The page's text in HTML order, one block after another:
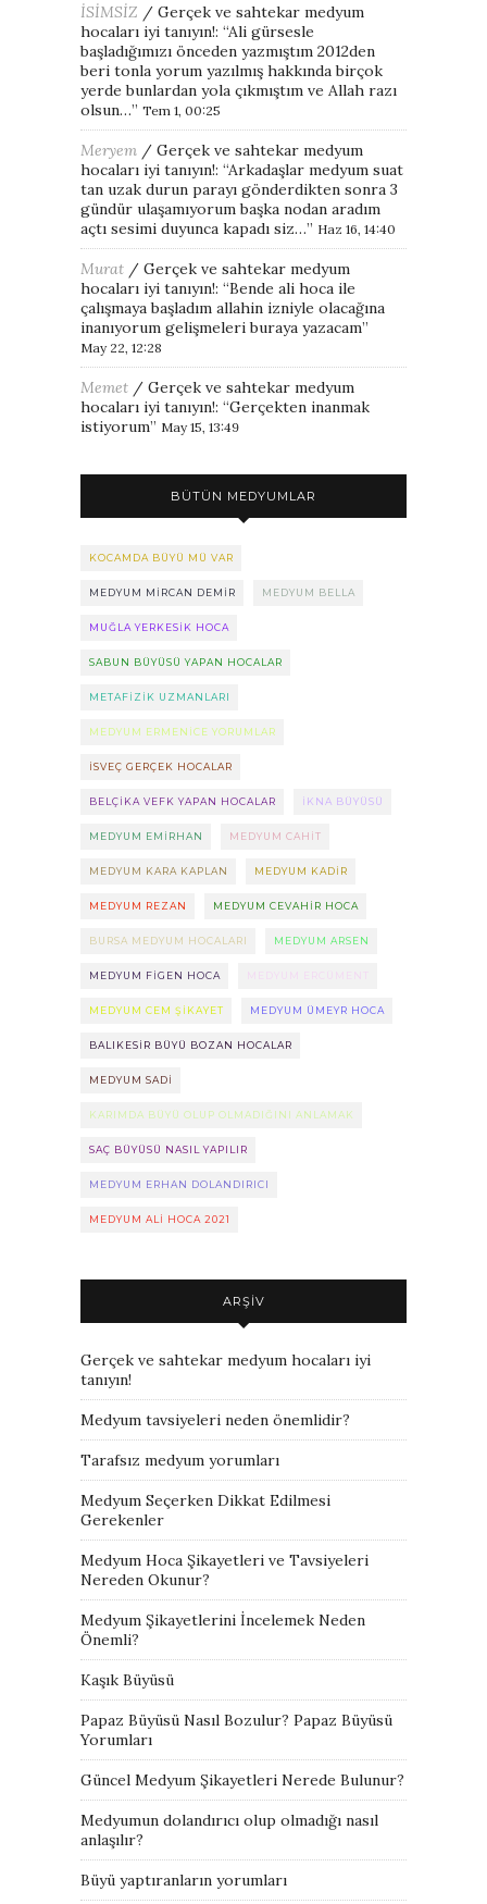
İSİMSİZ / Gerçek ve sahtekar medyum
hocaları iyi tanıyın!: “Ali gürsesle
başladığımızı önceden yazmıştım 2012den
beri tonla yorum yazılmış hakkında birçok
yerde bunlardan yola çıkmıştım ve Allah razı
olsun…” Tem 1, 00:25
Meryem / Gerçek ve sahtekar medyum
hocaları iyi tanıyın!: “Arkadaşlar medyum suat
tan uzak durun parayı gönderdikten sonra 3
gündür ulaşamıyorum başka nodan aradım
açtı sesimi duyunca kapadı siz…” Haz 16, 14:40
Murat / Gerçek ve sahtekar medyum
hocaları iyi tanıyın!: “Bende ali hoca ile
çalışmaya başladım allahin izniyle olacağına
inanıyorum gelişmeleri buraya yazacam”
May 22, 12:28
Memet / Gerçek ve sahtekar medyum
hocaları iyi tanıyın!: “Gerçekten inanmak
istiyorum” May 15, 13:49
BÜTÜN MEDYUMLAR
KOCAMDA BÜYÜ MÜ VAR
MEDYUM MIRCAN DEMIR MEDYUM BELLA
MUĞLA YERKESIK HOCA
SABUN BÜYÜSÜ YAPAN HOCALAR
METAFIZIK UZMANLARI
MEDYUM ERMENICE YORUMLAR
ISVEÇ GERÇEK HOCALAR
BELÇIKA VEFK YAPAN HOCALAR IKNA BÜYÜSÜ
MEDYUM EMIRHAN MEDYUM CAHIT
MEDYUM KARA KAPLAN MEDYUM KADIR
MEDYUM REZAN MEDYUM CEVAHIR HOCA
BURSA MEDYUM HOCALARI MEDYUM ARSEN
MEDYUM FIGEN HOCA MEDYUM ERCÜMENT
MEDYUM CEM ŞIKAYET MEDYUM ÜMEYR HOCA
BALIKESIR BÜYÜ BOZAN HOCALAR
MEDYUM SADI
KARIMDA BÜYÜ OLUP OLMADIĞINI ANLAMAK
SAÇ BÜYÜSÜ NASIL YAPILIR
MEDYUM ERHAN DOLANDIRICI
MEDYUM ALI HOCA 2021
ARŞIV
Gerçek ve sahtekar medyum hocaları iyi
tanıyın!
Medyum tavsiyeleri neden önemlidir?
Tarafsız medyum yorumları
Medyum Seçerken Dikkat Edilmesi
Gerekenler
Medyum Hoca Şikayetleri ve Tavsiyeleri
Nereden Okunur?
Medyum Şikayetlerini İncelemek Neden
Önemli?
Kaşık Büyüsü
Papaz Büyüsü Nasıl Bozulur? Papaz Büyüsü
Yorumları
Güncel Medyum Şikayetleri Nerede Bulunur?
Medyumun dolandırıcı olup olmadığı nasıl
anlaşılır?
Büyü yaptıranların yorumları